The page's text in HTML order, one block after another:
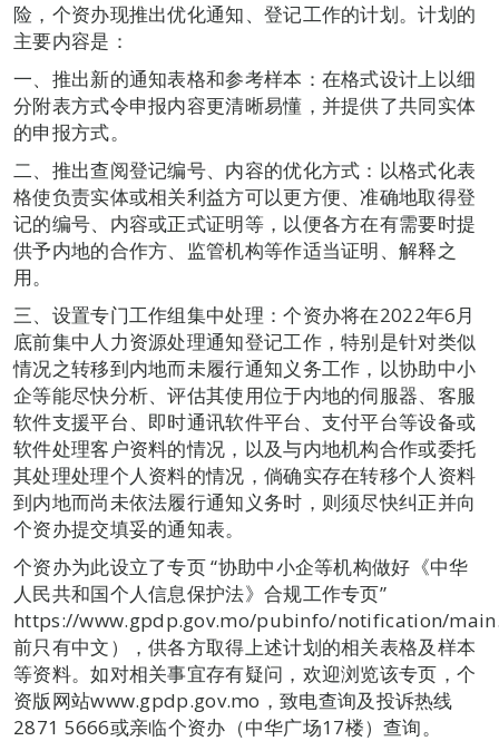
险，个资办现推出优化通知、登记工作的计划。计划的
主要内容是：
一、推出新的通知表格和参考样本：在格式设计上以细
分附表方式令申报内容更清晰易懂，并提供了共同实体
的申报方式。
二、推出查阅登记编号、内容的优化方式：以格式化表
格使负责实体或相关利益方可以更方便、准确地取得登
记的编号、内容或正式证明等，以便各方在有需要时提
供予内地的合作方、监管机构等作适当证明、解释之
用。
三、设置专门工作组集中处理：个资办将在2022年6月
底前集中人力资源处理通知登记工作，特别是针对类似
情况之转移到内地而未履行通知义务工作，以协助中小
企等能尽快分析、评估其使用位于内地的伺服器、客服
软件支援平台、即时通讯软件平台、支付平台等设备或
软件处理客户资料的情况，以及与内地机构合作或委托
其处理处理个人资料的情况，倘确实存在转移个人资料
到内地而尚未依法履行通知义务时，则须尽快纠正并向
个资办提交填妥的通知表。
个资办为此设立了专页 “协助中小企等机构做好《中华
人民共和国个人信息保护法》合规工作专页”
https://www.gpdp.gov.mo/pubinfo/notification/
前只有中文），供各方取得上述计划的相关表格及样本
等资料。如对相关事宜存有疑问，欢迎浏览该专页，个
资版网站www.gpdp.gov.mo，致电查询及投诉热线
2871 5666或亲临个资办（中华广场17楼）查询。